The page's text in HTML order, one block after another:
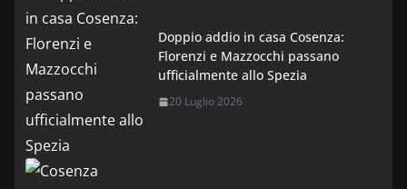
Doppio addio in casa Cosenza:
Florenzi e Mazzocchi passano
ufficialmente allo Spezia
20 Luglio 2026